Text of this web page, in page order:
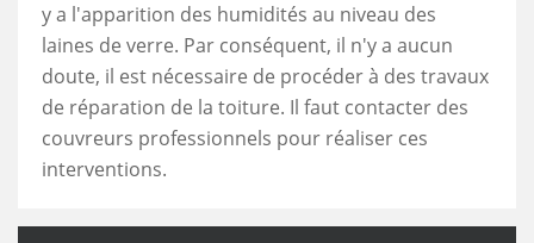
y a l'apparition des humidités au niveau des
laines de verre. Par conséquent, il n'y a aucun
doute, il est nécessaire de procéder à des travaux
de réparation de la toiture. Il faut contacter des
couvreurs professionnels pour réaliser ces
interventions.